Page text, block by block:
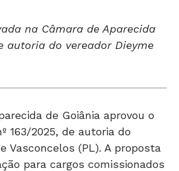
na Câmara de Aparecida
autoria do vereador Dieyme
de Goiânia aprovou o
163/2025, de autoria do
Vasconcelos (PL). A proposta
para cargos comissionados